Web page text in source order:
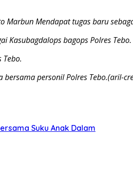
Marbun Mendapat tugas baru
Kasubagdalops bagops Polres Tebo.
personil Polres Tebo.(aril-
Suku Anak Dalam